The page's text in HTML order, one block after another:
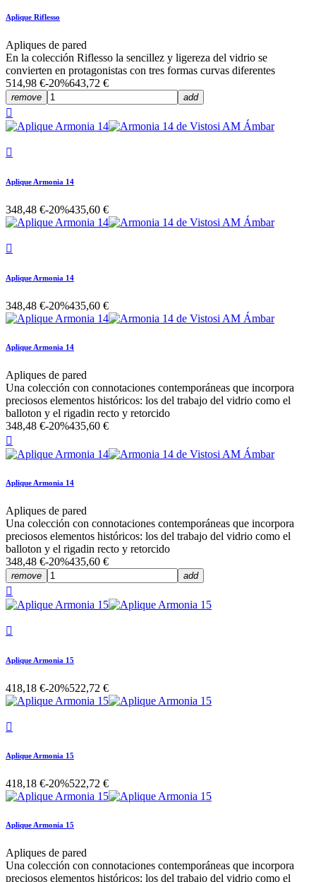
Aplique Riflesso
Apliques de pared
En la colección Riflesso la sencillez y ligereza del vidrio se
convierten en protagonistas con tres formas curvas diferentes
514,98 €-20%643,72 €
remove add


Aplique Armonia 14
348,48 €-20%435,60 €

Aplique Armonia 14
348,48 €-20%435,60 €
Aplique Armonia 14
Apliques de pared
Una colección con connotaciones contemporáneas que incorpora
preciosos elementos históricos: los del trabajo del vidrio como el
balloton y el rigadin recto y retorcido
348,48 €-20%435,60 €

Aplique Armonia 14
Apliques de pared
Una colección con connotaciones contemporáneas que incorpora
preciosos elementos históricos: los del trabajo del vidrio como el
balloton y el rigadin recto y retorcido
348,48 €-20%435,60 €
remove add


Aplique Armonia 15
418,18 €-20%522,72 €

Aplique Armonia 15
418,18 €-20%522,72 €
Aplique Armonia 15
Apliques de pared
Una colección con connotaciones contemporáneas que incorpora
preciosos elementos históricos: los del trabajo del vidrio como el